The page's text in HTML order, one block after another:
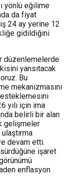
yönlü eğilime
da fiyat
24 ay yerine 12
gidildiğini
düzenlemelerde
yansıtacak
Bu
mekanizmasını
yılı için ima
belirli bir alan
gelişmeler
devam etti.
işaret
enflasyon